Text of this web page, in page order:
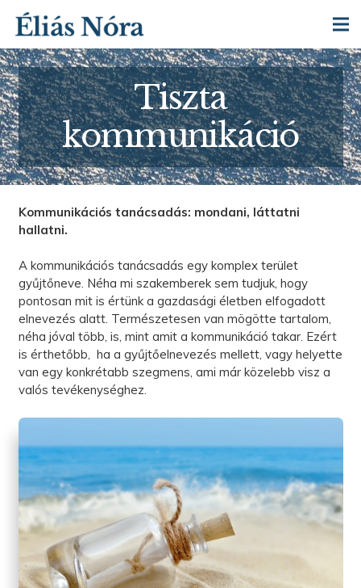
Tiszta
kommunikáció
Kommunikációs tanácsadás: mondani, láttatni
hallatni.
A kommunikációs tanácsadás egy komplex terület
gyűjtőneve. Néha mi szakemberek sem tudjuk, hogy
pontosan mit is értünk a gazdasági életben elfogadott
elnevezés alatt. Természetesen van mögötte tartalom,
néha jóval több, is, mint amit a kommunikáció takar. Ezért
is érthetőbb, ha a gyűjtőelnevezés mellett, vagy helyette
van egy konkrétabb szegmens, ami már közelebb visz a
valós tevékenységhez.